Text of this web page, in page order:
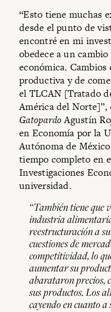
“Esto tiene muchas
desde el punto de
encontré en mi
obedece a un
económica.
productiva y de
el TLCAN [Tratado
América del
GatopardoAgustín
en Economía por la
Autónoma de
tiempo completo en
Investigaciones
universidad.
“También tiene que
industria
reestructuración a
cuestiones de
competitividad, lo
aumentar su
abarataron precios,
sus productos. Los
cayendo en cuanto